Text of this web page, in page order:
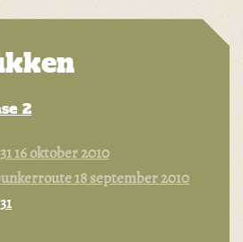
2
16 oktober 2010
18 september 2010